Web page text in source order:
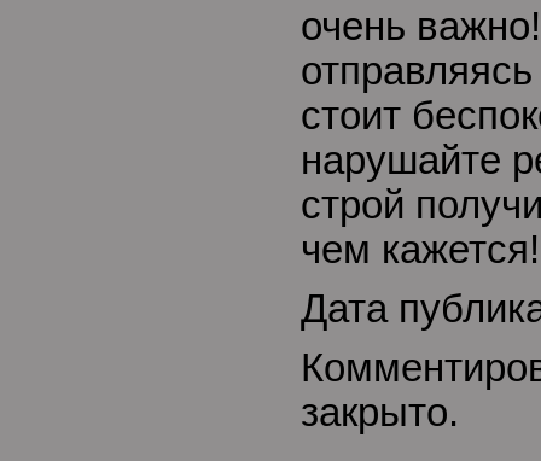
очень
стоит
нарушайте
строй
чем кажется!
Дата
закрыто.